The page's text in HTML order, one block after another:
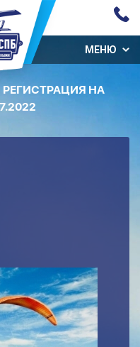
МЕНЮ
РЕГИСТРАЦИЯ НА